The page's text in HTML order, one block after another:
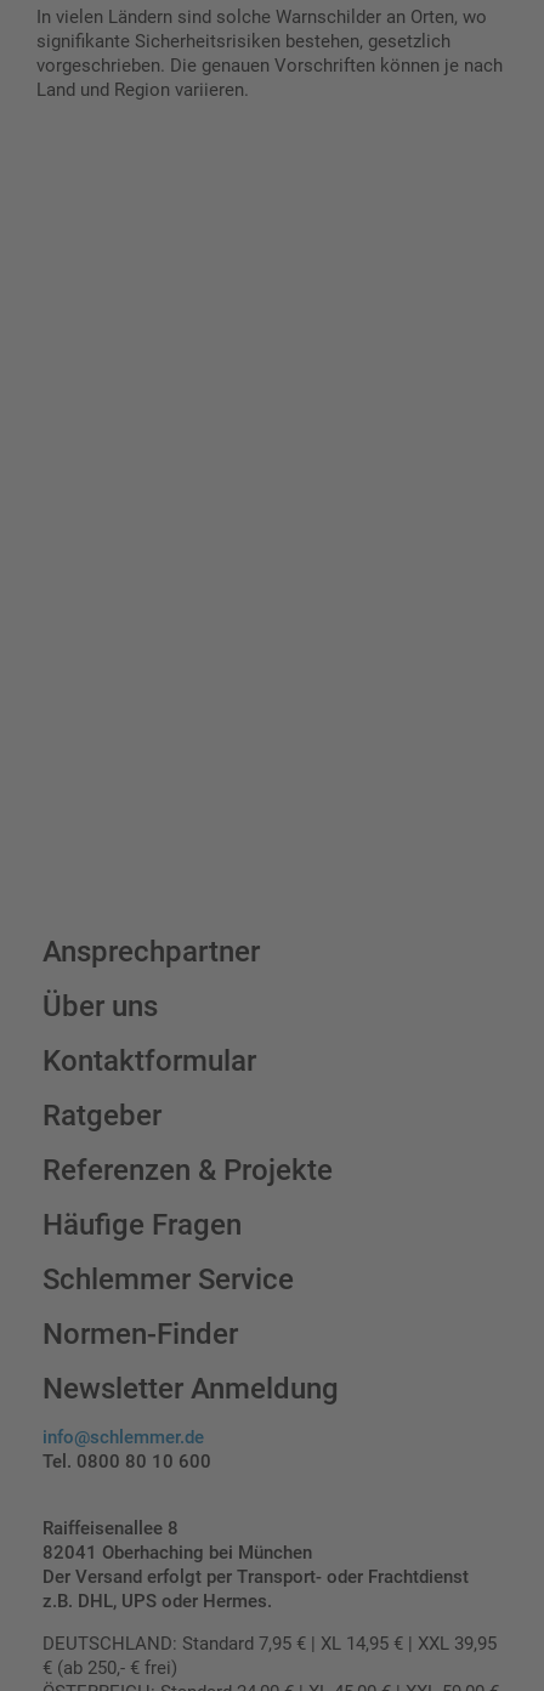
In vielen Ländern sind solche Warnschilder an Orten, wo
signifikante Sicherheitsrisiken bestehen, gesetzlich
vorgeschrieben. Die genauen Vorschriften können je nach
Land und Region variieren.
Ansprechpartner
Über uns
Kontaktformular
Ratgeber
Referenzen & Projekte
Häufige Fragen
Schlemmer Service
Normen-Finder
Newsletter Anmeldung
info@schlemmer.de
Tel. 0800 80 10 600
Raiffeisenallee 8
82041 Oberhaching bei München
Der Versand erfolgt per Transport- oder Frachtdienst
z.B. DHL, UPS oder Hermes.
DEUTSCHLAND: Standard 7,95 € | XL 14,95 € | XXL 39,95
€ (ab 250,- € frei)